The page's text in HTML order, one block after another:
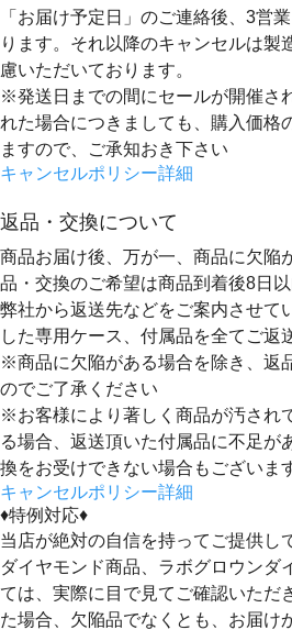
「お届け予定日」のご連絡後、 3営
ります。 それ以降のキャンセルは製
慮いただいております。
※発送日までの間にセールが開催さ
れた場合につきましても、購入価格
ますので、ご承知おき下さい
キャンセルポリシー詳細
返品・交換について
商品お届け後、万が一、商品に欠陥
品・交換のご希望は商品到着後8日
弊社から返送先などをご案内させて
した専用ケース、付属品を全てご返
※商品に欠陥がある場合を除き、返
のでご了承ください
※お客様により著しく商品が汚され
る場合、返送頂いた付属品に不足が
換をお受けできない場合もございま
キャンセルポリシー詳細
♦特例対応♦
当店が絶対の自信を持ってご提供し
ダイヤモンド商品、ラボグロウンダ
ては、実際に目で見てご確認いただ
た場合、欠陥品でなくとも、 お届け